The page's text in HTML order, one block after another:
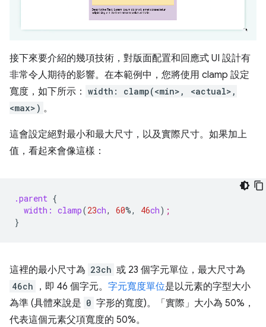
接下來要介紹的幾項技術，對版面配置和回應式 UI 設計有
非常令人期待的影響。在本範例中，您將使用 clamp 設定
寬度，如下所示： width: clamp(<min>, <actual>,
<max>) 。
這會設定絕對最小和最大尺寸，以及實際尺寸。如果加上
值，看起來會像這樣：
.parent {
width: clamp(23ch, 60%, 46ch) ;
}
這裡的最小尺寸為 23ch 或 23 個字元單位，最大尺寸為
46ch ，即 46 個字元。 字元寬度單位是以元素的字型大小
為準 (具體來說是 0 字形的寬度)。「實際」大小為 50%，
代表這個元素父項寬度的 50%。